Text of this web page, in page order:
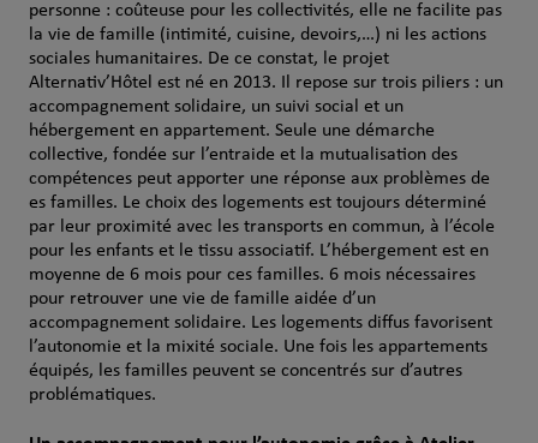
personne : coûteuse pour les collectivités, elle ne facilite pas
la vie de famille (intimité, cuisine, devoirs,…) ni les actions
sociales humanitaires. De ce constat, le projet
Alternativ’Hôtel est né en 2013. Il repose sur trois piliers : un
accompagnement solidaire, un suivi social et un
hébergement en appartement. Seule une démarche
collective, fondée sur l’entraide et la mutualisation des
compétences peut apporter une réponse aux problèmes de
es familles. Le choix des logements est toujours déterminé
par leur proximité avec les transports en commun, à l’école
pour les enfants et le tissu associatif. L’hébergement est en
moyenne de 6 mois pour ces familles. 6 mois nécessaires
pour retrouver une vie de famille aidée d’un
accompagnement solidaire. Les logements diffus favorisent
l’autonomie et la mixité sociale. Une fois les appartements
équipés, les familles peuvent se concentrés sur d’autres
problématiques.